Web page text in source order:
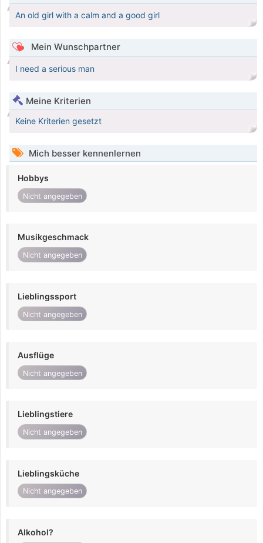
An old girl with a calm and a good girl
Mein Wunschpartner
I need a serious man
Meine Kriterien
Keine Kriterien gesetzt
Mich besser kennenlernen
Hobbys
Nicht angegeben
Musikgeschmack
Nicht angegeben
Lieblingssport
Nicht angegeben
Ausflüge
Nicht angegeben
Lieblingstiere
Nicht angegeben
Lieblingsküche
Nicht angegeben
Alkohol?